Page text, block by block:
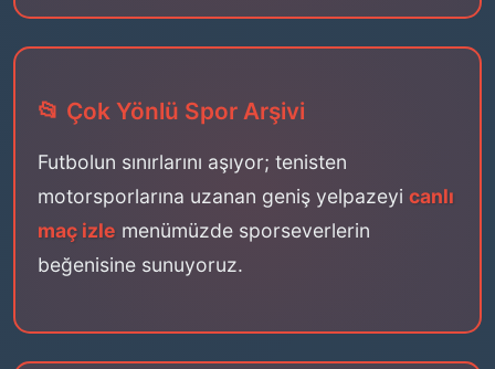
📂 Çok Yönlü Spor Arşivi
Futbolun sınırlarını aşıyor; tenisten
motorsporlarına uzanan geniş yelpazeyi canlı
maç izle menümüzde sporseverlerin
beğenisine sunuyoruz.